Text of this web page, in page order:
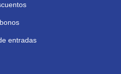
entradas